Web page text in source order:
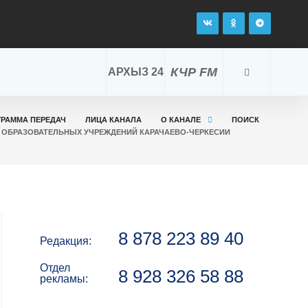
КЧР FM
АРХЫЗ 24
ПЕРЕДАЧ ЛИЦА КАНАЛА О КАНАЛЕ
ПОИСК
УЧРЕЖДЕНИЙ КАРАЧАЕВО-ЧЕРКЕСИИ
Редакция: 8 878 223 89 40
Отдел
рекламы:
8 928 326 58 88